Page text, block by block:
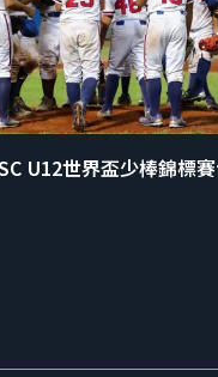
U12世界盃少棒錦標